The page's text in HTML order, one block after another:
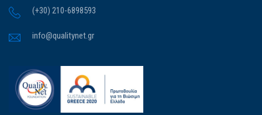
(+30) 210-6898593
info@qualitynet.gr